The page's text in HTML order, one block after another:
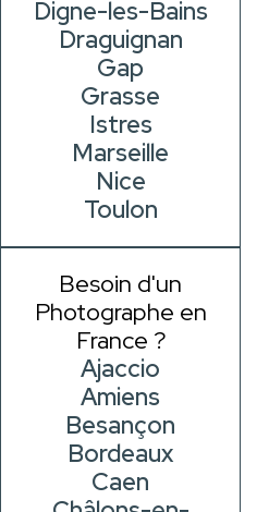
Digne-les-Bains
Draguignan
Gap
Grasse
Istres
Marseille
Nice
Toulon
Besoin d'un
Photographe en
France ?
Ajaccio
Amiens
Besançon
Bordeaux
Caen